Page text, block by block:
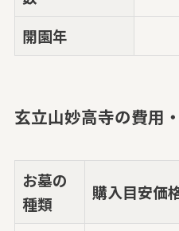
開園年
玄立山妙高寺の費用
お墓の
種類
購入目安価